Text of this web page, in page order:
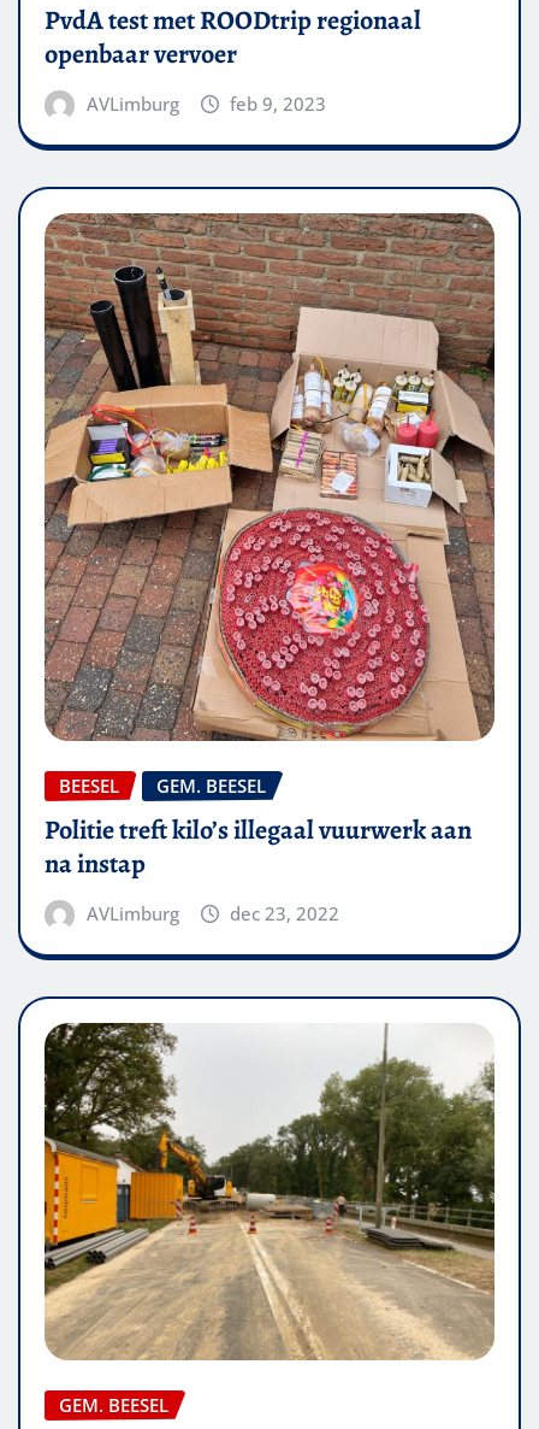
PvdA test met ROODtrip regionaal
openbaar vervoer
AVLimburg feb 9, 2023
BEESEL GEM. BEESEL
Politie treft kilo’s illegaal vuurwerk aan
na instap
AVLimburg dec 23, 2022
GEM. BEESEL